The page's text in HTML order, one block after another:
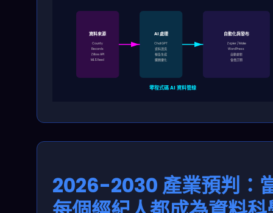
資料來源
County
Records
Zillow API
MLS Feed
AI 處理
ChatGPT
資料清洗
報告生成
邏輯優化
自動化與發布
Zapier / Make
WordPress
自動更新
會員訂閱
零程式碼 AI 資料管線
2026-2030 產業預判：